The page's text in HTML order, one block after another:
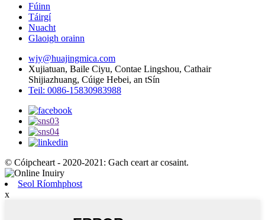
Fúinn
Táirgí
Nuacht
Glaoigh orainn
wjy@huajingmica.com
Xujiatuan, Baile Ciyu, Contae Lingshou, Cathair
Shijiazhuang, Cúige Hebei, an tSín
Teil: 0086-15830983988
© Cóipcheart - 2020-2021: Gach ceart ar cosaint.
Seol Ríomhphost
x